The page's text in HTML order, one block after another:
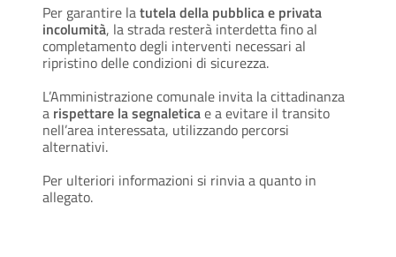
Per garantire latutela della pubblica e privata
incolumità, la strada resterà interdetta fino al
completamento degli interventi necessari al
ripristino delle condizioni di sicurezza.
L’Amministrazione comunale invita la cittadinanza
a rispettare la segnaleticae a evitare il transito
nell’area interessata, utilizzando percorsi
alternativi.
Per ulteriori informazioni si rinvia a quanto in
allegato.